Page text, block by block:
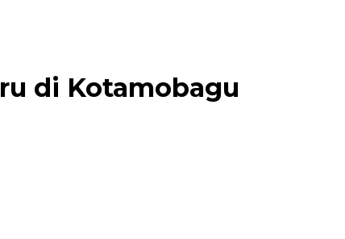
di Kotamobagu